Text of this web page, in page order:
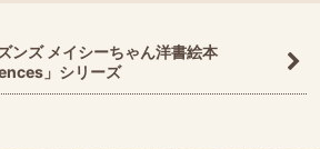
ンズ メイシーちゃん洋書絵本
」シリーズ